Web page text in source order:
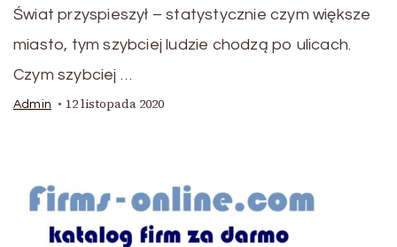
Świat przyspieszył – statystycznie czym większe
miasto, tym szybciej ludzie chodzą po ulicach.
Czym szybciej …
Admin 12 listopada 2020